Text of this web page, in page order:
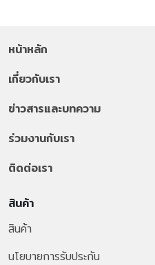
หน้าหลัก
เกี่ยวกับเรา
ข่าวสารและบทความ
ร่วมงานกับเรา
ติดต่อเรา
สินค้า
สินค้า
นโยบายการรับประกัน